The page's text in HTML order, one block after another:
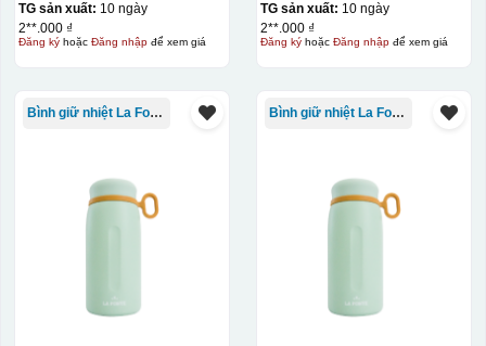
TG sản xuất: 10 ngày
2**.000 ₫
Đăng kýhoặc Đăng nhậpđể xem giá
TG sản xuất: 10 ngày
2**.000 ₫
Đăng kýhoặc Đăng nhậpđể xem giá
Bình giữ nhiệt La Fonte Bình giữ nhiệt La Fonte